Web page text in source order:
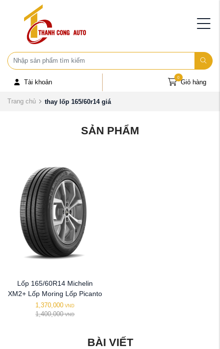
Tài khoản Giỏ hàng
0
Trang chủ thay lốp 165/60r14 giá
SẢN PHẨM
Lốp 165/60R14 Michelin
XM2+ Lốp Moring Lốp Picanto
1,370,000 VND
1,400,000 VND
BÀI VIẾT